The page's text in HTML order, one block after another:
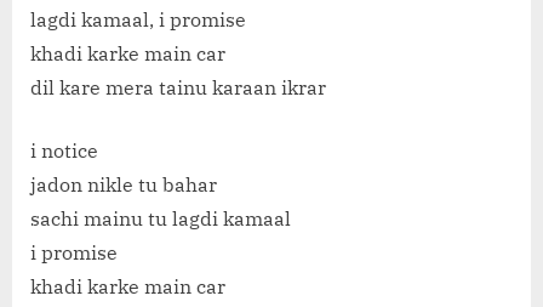
lagdi kamaal, i promise
khadi karke main car
dil kare mera tainu karaan ikrar
i notice
jadon nikle tu bahar
sachi mainu tu lagdi kamaal
i promise
khadi karke main car